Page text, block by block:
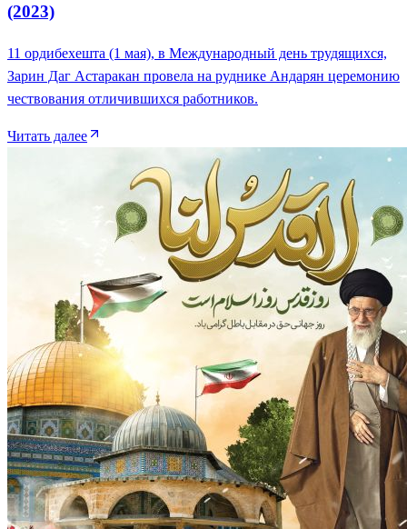
(2023)
11 ордибехешта (1 мая), в Международный день трудящихся,
Зарин Даг Астаракан провела на руднике Андарян церемонию
чествования отличившихся работников.
Читать далее